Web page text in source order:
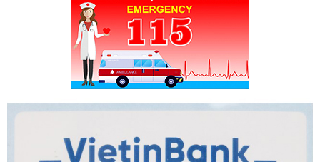
Khoa Điều trị theo yêu cầu
Khoa Bệnh nhiệt đới
Khoa Chẩn đoán hình ảnh
Khoa Giải phẫu bệnh